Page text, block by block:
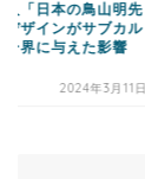
人「日本の宮崎駿が
だけにしてくれたこ
ご覧くださ
2024年10月13日